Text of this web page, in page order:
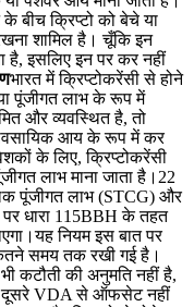
बीच क्रिप्टो को बेचे या
शामिल है। चूँकि इन
है, इसलिए इन पर कर नहीं
भारत में क्रिप्टोकरेंसी से होने
पूंजीगत लाभ के रूप में
और व्यवस्थित है, तो
आय के रूप में कर
के लिए, क्रिप्टोकरेंसी
लाभ माना जाता है।22
पूंजीगत लाभ (STCG) और
पर धारा 115BBH के तहत
नियम इस बात पर
समय तक रखी गई है।
कटौती की अनुमति नहीं है,
दूसरे VDA से ऑफसेट नहीं